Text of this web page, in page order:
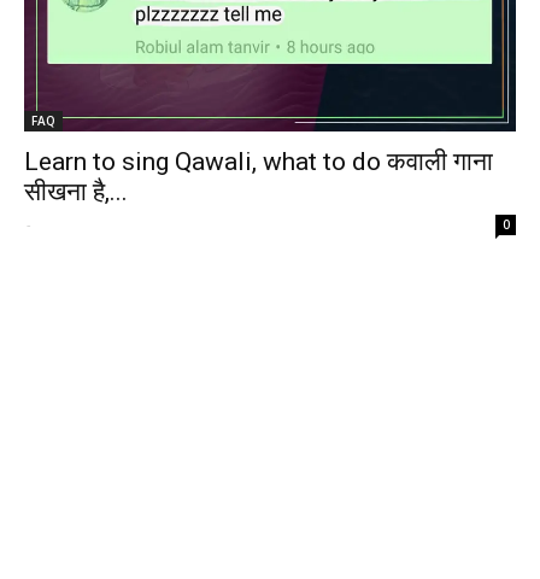
FAQ
Learn to sing Qawali, what to do कवाली गाना
सीखना है,...
- 0